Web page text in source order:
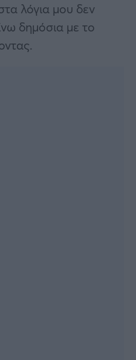
λόγια μου δεν
δημόσια με το